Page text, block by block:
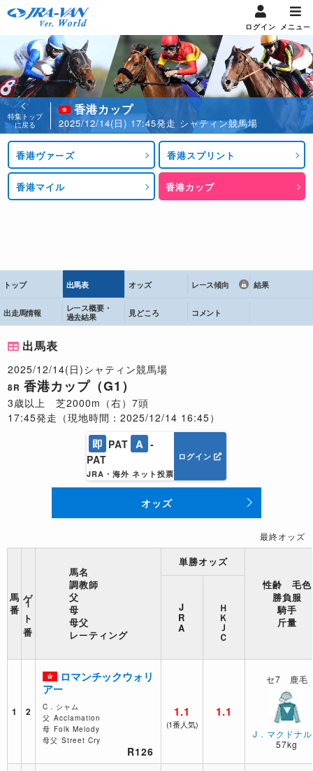
ログイン メニュー
特集トップ
に戻る
香港カップ
2025/12/14(日) 17:45発走 シャティン競馬場
香港ヴァーズ 香港スプリント
香港マイル 香港カップ
トップ 出馬表 オッズ レース傾向 結果
出走馬情報
レース概要・
過去結果
見どころ コメント
出馬表
2025/12/14(日)シャティン競馬場
8R 香港カップ（G1）
3歳以上 芝2000m（右）7頭
17:45発走（現地時間：2025/12/14 16:45）
即 PAT A -
PAT
JRA・海外 ネット投票
ログイン
オッズ
最終オッズ
馬
番 ゲート番
馬名
調教師
父
母
母父
レーティング
単勝オッズ
J
R
A ＨＫＪＣ
性齢 毛色
勝負服
騎手
斤量
1 2
ロマンチックウォリ
アー
C．シャム
父 Acclamation
母 Folk Melody
母父 Street Cry
R126
1.1
(1番人気)
1.1
セ7 鹿毛
J．マクドナ
57kg